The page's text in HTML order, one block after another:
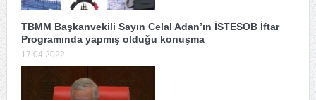
TBMM Başkanvekili Sayın Celal Adan’ın İSTESOB İftar
Programında yapmış olduğu konuşma
17.04.2022